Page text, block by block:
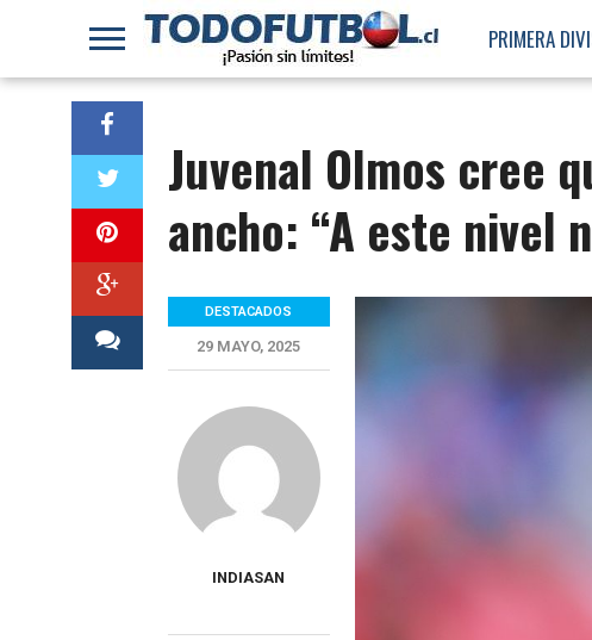
PRIMERA
Juvenal Olmos cree
ancho: “A este nivel
DESTACADOS
29 MAYO, 2025
INDIASAN